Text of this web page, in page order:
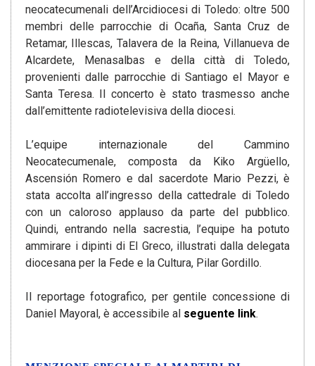
neocatecumenali dell’Arcidiocesi di Toledo: oltre 500
membri delle parrocchie di Ocaña, Santa Cruz de
Retamar, Illescas, Talavera de la Reina, Villanueva de
Alcardete, Menasalbas e della città di Toledo,
provenienti dalle parrocchie di Santiago el Mayor e
Santa Teresa. Il concerto è stato trasmesso anche
dall’emittente radiotelevisiva della diocesi.
L’equipe internazionale del Cammino
Neocatecumenale, composta da Kiko Argüello,
Ascensión Romero e dal sacerdote Mario Pezzi, è
stata accolta all’ingresso della cattedrale di Toledo
con un caloroso applauso da parte del pubblico.
Quindi, entrando nella sacrestia, l’equipe ha potuto
ammirare i dipinti di El Greco, illustrati dalla delegata
diocesana per la Fede e la Cultura, Pilar Gordillo.
Il reportage fotografico, per gentile concessione di
Daniel Mayoral, è accessibile al seguente link.